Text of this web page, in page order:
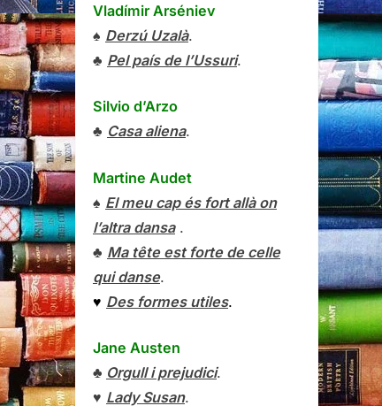
Vladímir Arséniev
♠ Derzú Uzalà.
♣ Pel país de l’Ussuri.
Silvio d’Arzo
♣ Casa aliena.
Martine Audet
♠ El meu cap és fort allà on
l’altra dansa.
♣ Ma tête est forte de celle
qui danse.
♥ Des formes utiles.
Jane Austen
♣ Orgull i prejudici.
♥ Lady Susan.